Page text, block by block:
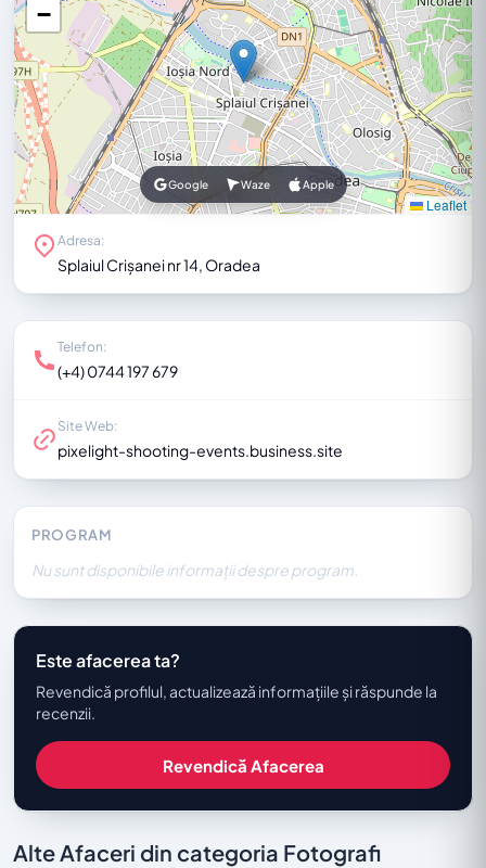
−
Leaflet
Google Waze Apple
Adresa:
Splaiul Crișanei nr 14, Oradea
Telefon:
(+4) 0744 197 679
Site Web:
pixelight-shooting-events.business.site
PROGRAM
Nu sunt disponibile informații despre program.
Este afacerea ta?
Revendică profilul, actualizează informațiile și răspunde la
recenzii.
Revendică Afacerea
Alte Afaceri din categoria Fotografi